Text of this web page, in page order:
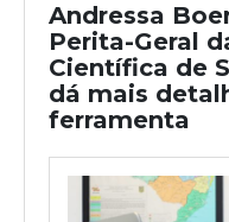
Andressa
Perita-Geral
Científica de
dá mais
ferramenta